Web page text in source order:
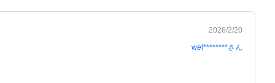
2026/2/20
wel********さん